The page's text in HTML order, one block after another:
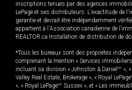
inscriptions tenues par des agences
LePage et ses distributeurs. L'exactitude de
garantie et devrait être indépendamment
appartient à l'Association canadienne de
REALTOR.ca Installation de distribution de
*Tous les bureaux sont des propriétés
comprenant la mention « Services immobiliers
incluant sa division « Johnston & Daniel MD »,
Valley Real Estate, Brokerage », « Royal LePage
», « Royal LePageMD Sussex », et « Les